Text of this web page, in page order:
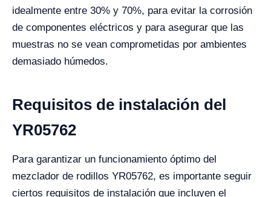
idealmente entre 30% y 70%, para evitar la corrosión
de componentes eléctricos y para asegurar que las
muestras no se vean comprometidas por ambientes
demasiado húmedos.
Requisitos de instalación del
YR05762
Para garantizar un funcionamiento óptimo del
mezclador de rodillos YR05762, es importante seguir
ciertos requisitos de instalación que incluyen el